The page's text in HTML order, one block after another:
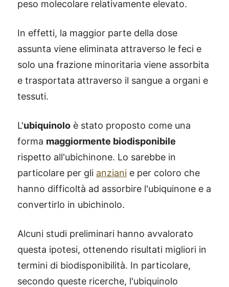
peso molecolare relativamente elevato.
In effetti, la maggior parte della dose
assunta viene eliminata attraverso le feci e
solo una frazione minoritaria viene assorbita
e trasportata attraverso il sangue a organi e
tessuti.
L'ubiquinolo è stato proposto come una
forma maggiormente biodisponibile
rispetto all'ubichinone. Lo sarebbe in
particolare per gli anziani e per coloro che
hanno difficoltà ad assorbire l'ubiquinone e a
convertirlo in ubichinolo.
Alcuni studi preliminari hanno avvalorato
questa ipotesi, ottenendo risultati migliori in
termini di biodisponibilità. In particolare,
secondo queste ricerche, l'ubiquinolo